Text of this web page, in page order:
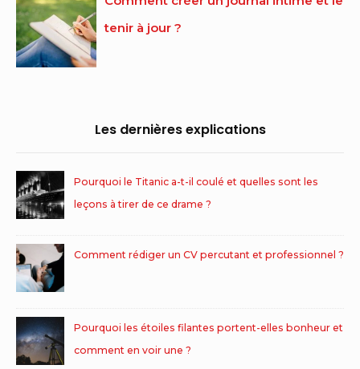
tenir à jour ?
Les dernières explications
Pourquoi le Titanic a-t-il coulé et quelles sont les
leçons à tirer de ce drame ?
Comment rédiger un CV percutant et professionnel ?
Pourquoi les étoiles filantes portent-elles bonheur et
comment en voir une ?